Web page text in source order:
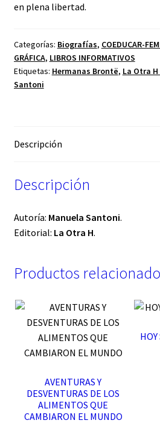
en plena libertad.
Categorías: Biografías, COEDUCAR-
GRÁFICA, LIBROS INFORMATIVOS
Etiquetas: Hermanas Brontë, La Otra
Santoni
Descripción
Descripción
Autoría: Manuela Santoni.
Editorial: La Otra H.
Productos
AVENTURAS Y
DESVENTURAS DE LOS
ALIMENTOS QUE
CAMBIARON EL MUNDO